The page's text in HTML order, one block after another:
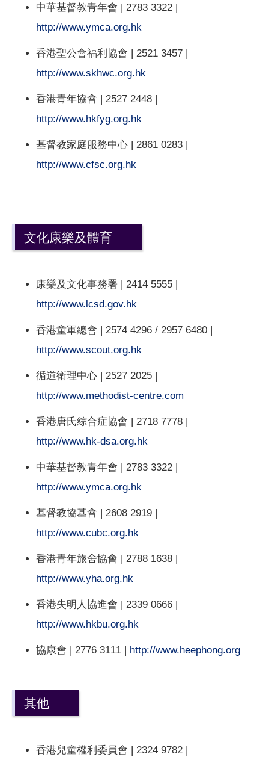
中華基督教青年會 | 2783 3322 |
http://www.ymca.org.hk
香港聖公會福利協會 | 2521 3457 |
http://www.skhwc.org.hk
香港青年協會 | 2527 2448 |
http://www.hkfyg.org.hk
基督教家庭服務中心 | 2861 0283 |
http://www.cfsc.org.hk
文化康樂及體育
康樂及文化事務署 | 2414 5555 |
http://www.lcsd.gov.hk
香港童軍總會 | 2574 4296 / 2957 6480 |
http://www.scout.org.hk
循道衛理中心 | 2527 2025 |
http://www.methodist-centre.com
香港唐氏綜合症協會 | 2718 7778 |
http://www.hk-dsa.org.hk
中華基督教青年會 | 2783 3322 |
http://www.ymca.org.hk
基督教協基會 | 2608 2919 |
http://www.cubc.org.hk
香港青年旅舍協會 | 2788 1638 |
http://www.yha.org.hk
香港失明人協進會 | 2339 0666 |
http://www.hkbu.org.hk
協康會 | 2776 3111 | http://www.heephong.org
其他
香港兒童權利委員會 | 2324 9782 |